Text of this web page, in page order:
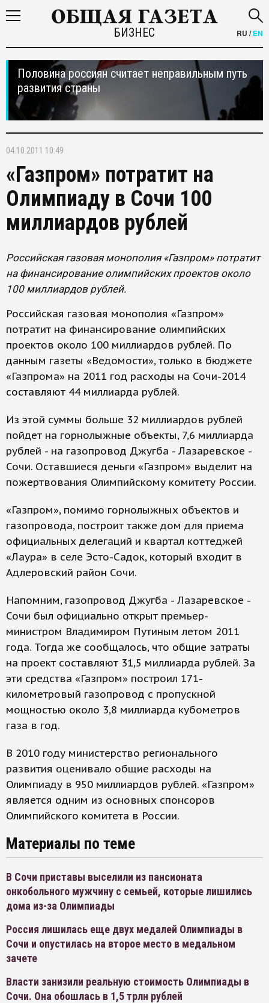
БИЗНЕС RU /EN
Половина россиян считает неправильным путь
развития страны
04.10.2011 10:49
«Газпром» потратит на
Олимпиаду в Сочи 100
миллиардов рублей
Российская газовая монополия «Газпром» потратит
на финансирование олимпийских проектов около
100 миллиардов рублей.
Российская газовая монополия «Газпром»
потратит на финансирование олимпийских
проектов около 100 миллиардов рублей. По
данным газеты «Ведомости», только в бюджете
«Газпрома» на 2011 год расходы на Сочи-2014
составляют 44 миллиарда рублей.
Из этой суммы больше 32 миллиардов рублей
пойдет на горнолыжные объекты, 7,6 миллиарда
рублей - на газопровод Джугба - Лазаревское -
Сочи. Оставшиеся деньги «Газпром» выделит на
пожертвования Олимпийскому комитету России.
«Газпром», помимо горнолыжных объектов и
газопровода, построит также дом для приема
официальных делегаций и квартал коттеджей
«Лаура» в селе Эсто-Садок, который входит в
Адлеровский район Сочи.
Напомним, газопровод Джугба - Лазаревское -
Сочи был официально открыт премьер-
министром Владимиром Путиным летом 2011
года. Тогда же сообщалось, что общие затраты
на проект составляют 31,5 миллиарда рублей. За
эти средства «Газпром» построил 171-
километровый газопровод с пропускной
мощностью около 3,8 миллиарда кубометров
газа в год.
В 2010 году министерство регионального
развития оценивало общие расходы на
Олимпиаду в 950 миллиардов рублей. «Газпром»
является одним из основных спонсоров
Олимпийского комитета в России.
Материалы по теме
В Сочи приставы выселили из пансионата
онкобольного мужчину с семьей, которые лишились
дома из-за Олимпиады
Россия лишилась еще двух медалей Олимпиады в
Сочи и опустилась на второе место в медальном
зачете
Власти занизили реальную стоимость Олимпиады в
Сочи. Она обошлась в 1,5 трлн рублей